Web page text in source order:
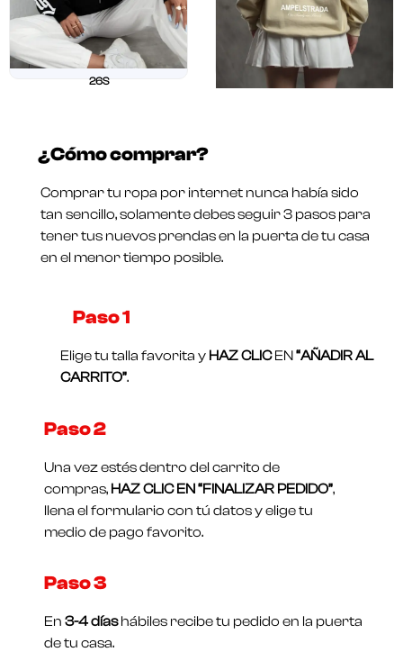
26S
en
0
0
de
5
¿Cómo comprar?
Comprar tu ropa por internet nunca había sido
tan sencillo, solamente debes seguir 3 pasos para
tener tus nuevos prendas en la puerta de tu casa
en el menor tiempo posible.
Paso 1​
Elige tu talla favorita y HAZ CLICEN “AÑADIR AL
CARRITO”.
Paso 2
Una vez estés dentro del carrito de
compras, HAZ CLIC EN “FINALIZAR PEDIDO”,
llena el formulario con tú datos y elige tu
medio de pago favorito.
Paso 3
En3-4 díashábiles recibe tu pedido en la puerta
de tu casa.